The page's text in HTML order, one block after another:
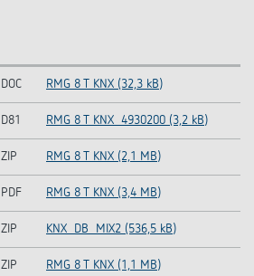
DOC RMG 8 T KNX (32,3 kB)
D81 RMG 8 T KNX_4930200 (3,2 kB)
ZIP RMG 8 T KNX (2,1 MB)
PDF RMG 8 T KNX (3,4 MB)
ZIP KNX_DB_MIX2 (536,5 kB)
ZIP RMG 8 T KNX (1,1 MB)